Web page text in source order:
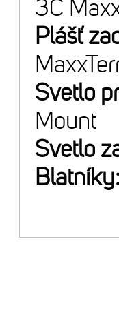
3C
Plášť
Svetlo
Mount
Svetlo